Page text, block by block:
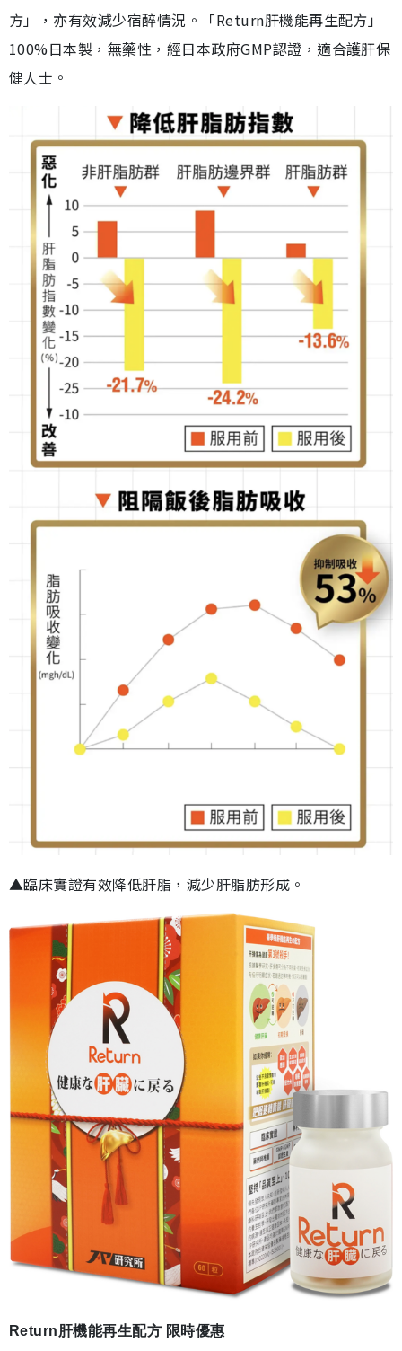
方」，亦有效減少宿醉情況。「Return肝機能再生配方」
100%日本製，無藥性，經日本政府GMP認證，適合護肝保
健人士。
▲臨床實證有效降低肝脂，減少肝脂肪形成。
Return肝機能再生配方 限時優惠